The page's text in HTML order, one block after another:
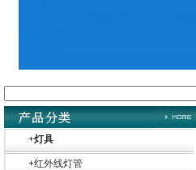
+灯具
+红外线灯管